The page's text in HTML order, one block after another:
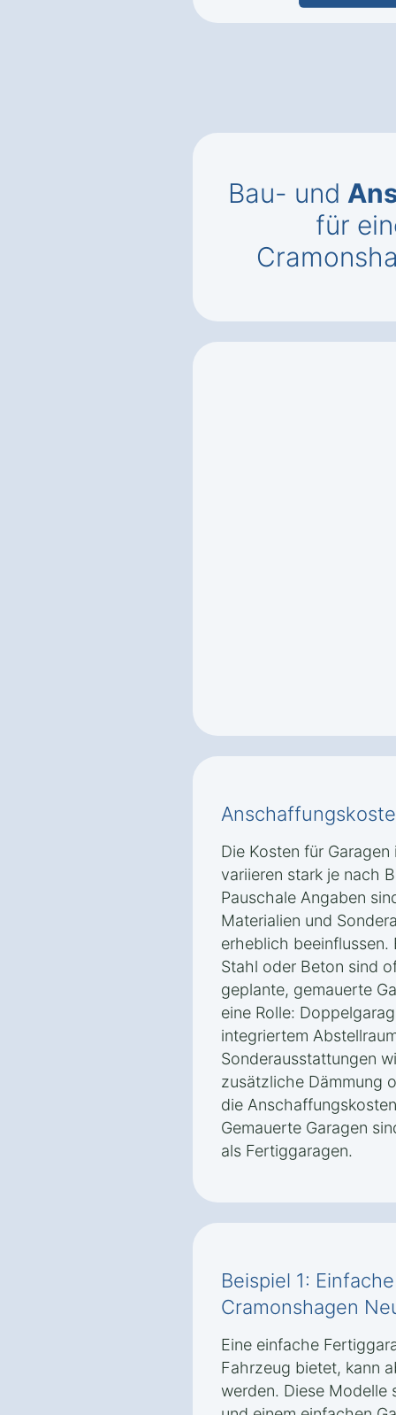
Bau- und
für
Die Kosten für
variieren stark je nach
Pauschale Angaben
Materialien und
erheblich beeinflussen.
Stahl oder Beton sind
geplante, gemauerte
eine Rolle:
integriertem
Sonderausstattungen
zusätzliche Dämmung
die
Gemauerte Garagen
als Fertiggaragen.
Beispiel 1:
Cramonshagen
Eine einfache
Fahrzeug bietet, kann
werden. Diese Modelle